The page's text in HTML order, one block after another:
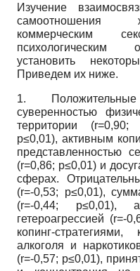
Изучение
самоотношения
коммерческим
психологическим
установить
Приведем их ниже.
1. Положительные
суверенностью
территории
p≤0,01), активным
представленностью
(r=0,86; p≤0,01) и
сферах.
(r=-0,53; p≤0,01),
(r=-0,44; p≤0,01),
гетероагрессией (r=-
копинг-
алкоголя и
(r=-0,57; p≤0,01),